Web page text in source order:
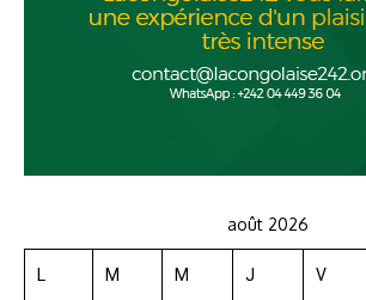
août 2026
L M M J V